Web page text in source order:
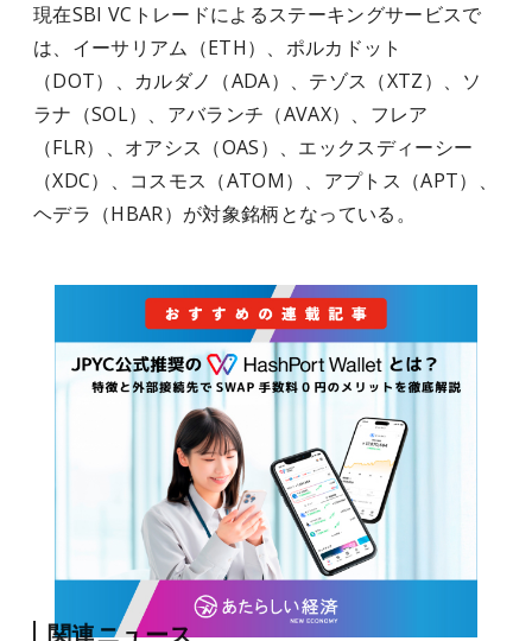
現在SBI VCトレードによるステーキングサービスで
は、イーサリアム（ETH）、ポルカドット
（DOT）、カルダノ（ADA）、テゾス（XTZ）、ソ
ラナ（SOL）、アバランチ（AVAX）、フレア
（FLR）、オアシス（OAS）、エックスディーシー
（XDC）、コスモス（ATOM）、アプトス（APT）、
ヘデラ（HBAR）が対象銘柄となっている。
関連ニュース